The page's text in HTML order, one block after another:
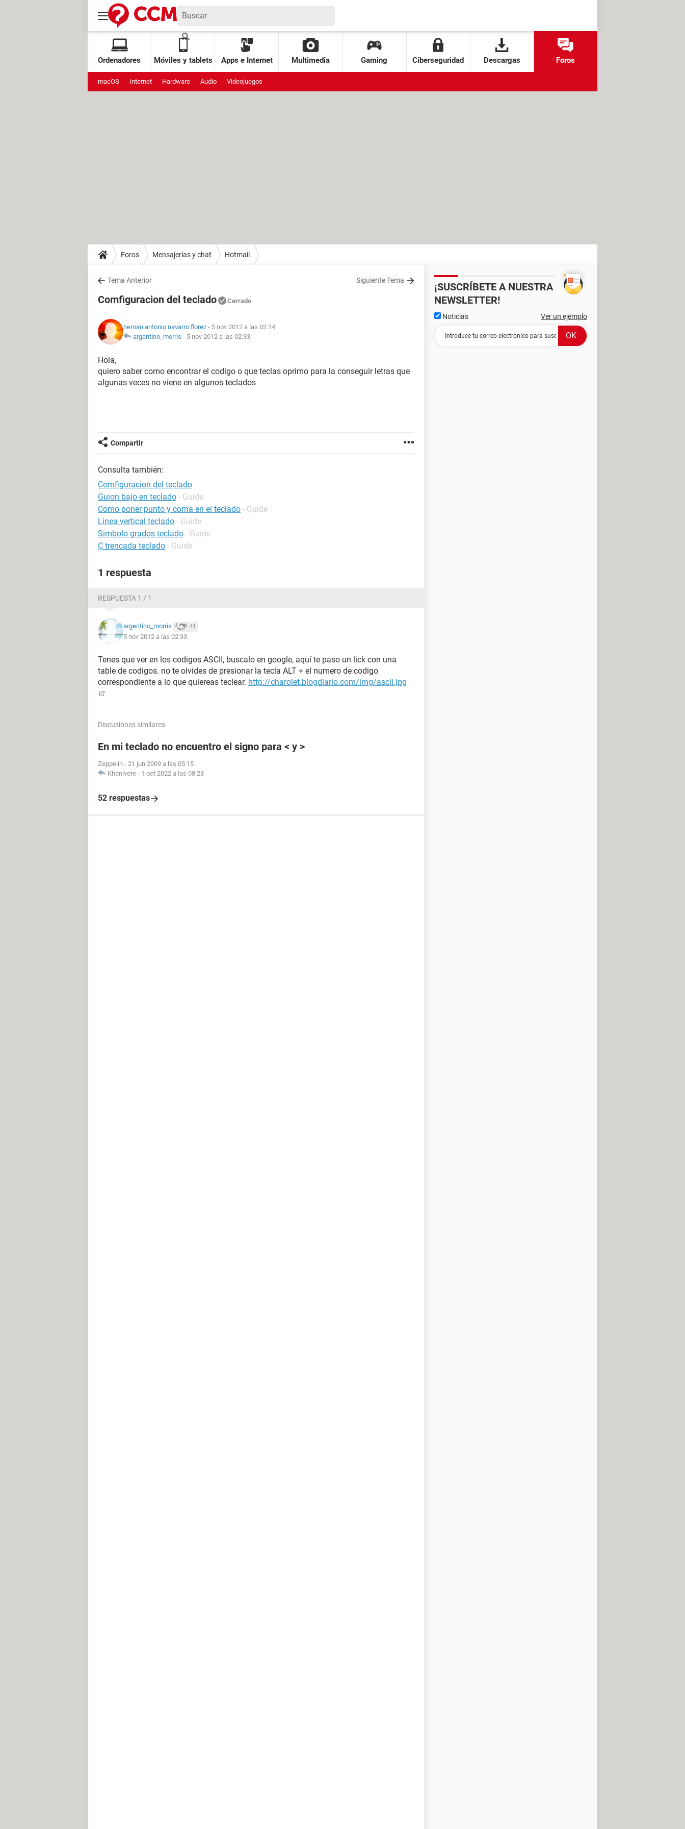
Ordenadores Móviles y tablets Apps e Internet Multimedia Gaming Ciberseguridad Descargas Foros
macOS Internet Hardware Audio Videojuegos
Foros Mensajerías y chat Hotmail
Tema Anterior Siguiente Tema
Comfiguracion del teclado Cerrado
hernan antonio navarro florez - 5 nov 2012 a las 02:14
argentino_morris - 5 nov 2012 a las 02:33
Hola,
quiero saber como encontrar el codigo o que teclas oprimo para la conseguir letras que
algunas veces no viene en algunos teclados
Compartir
Consulta también:
Comfiguracion del teclado
Guion bajo en teclado - Guide
Como poner punto y coma en el teclado - Guide
Linea vertical teclado - Guide
Simbolo grados teclado - Guide
Ç trencada teclado - Guide
1 respuesta
RESPUESTA 1 / 1
argentino_morris 41
5 nov 2012 a las 02:33
Tenes que ver en los codigos ASCII, buscalo en google, aquí te paso un lick con una
table de codigos. no te olvides de presionar la tecla ALT + el numero de codigo
correspondiente a lo que quiereas teclear. http://charolet.blogdiario.com/img/ascii.jpg
Discusiones similares
En mi teclado no encuentro el signo para < y >
Zeppelin - 21 jun 2009 a las 05:15
Khanivore - 1 oct 2022 a las 08:28
52 respuestas
¡SUSCRÍBETE A NUESTRA
NEWSLETTER!
Noticias Ver un ejemplo